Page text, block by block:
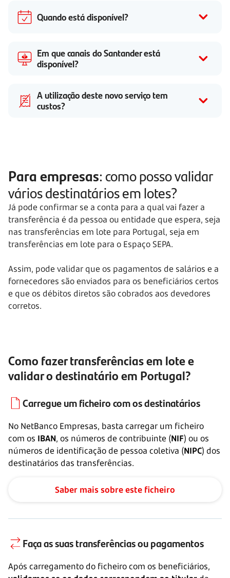
Quando está disponível?
Em que canais do Santander está
disponível?
A utilização deste novo serviço tem
custos?
Para empresas: como posso validar
vários destinatários em lotes?
Já pode confirmar se a conta para a qual vai fazer a
transferência é da pessoa ou entidade que espera, seja
nas transferências em lote para Portugal, seja em
transferências em lote para o Espaço SEPA.
Assim, pode validar que os pagamentos de salários e a
fornecedores são enviados para os beneficiários certos
e que os débitos diretos são cobrados aos devedores
corretos.
Como fazer transferências em lote e
validar o destinatário em Portugal?
Carregue um ficheirocom os destinatários
No NetBanco Empresas, basta carregar um ficheiro
com os IBAN, os números de contribuinte (NIF) ou os
números de identificação de pessoa coletiva (NIPC) dos
destinatários das transferências.
Saber mais sobre este ficheiro
Faça as suas transferênciasou pagamentos
Após carregamento do ficheiro com os beneficiários,